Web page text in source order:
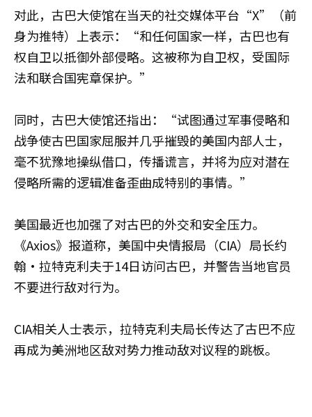
对此，古巴大使馆在当天的社交媒体平台“X”（前
身为推特）上表示：“和任何国家一样，古巴也有
权自卫以抵御外部侵略。这被称为自卫权，受国际
法和联合国宪章保护。”
同时，古巴大使馆还指出：“试图通过军事侵略和
战争使古巴国家屈服并几乎摧毁的美国内部人士，
毫不犹豫地操纵借口，传播谎言，并将为应对潜在
侵略所需的逻辑准备歪曲成特别的事情。”
美国最近也加强了对古巴的外交和安全压力。
《Axios》报道称，美国中央情报局（CIA）局长约
翰·拉特克利夫于14日访问古巴，并警告当地官员
不要进行敌对行为。
CIA相关人士表示，拉特克利夫局长传达了古巴不应
再成为美洲地区敌对势力推动敌对议程的跳板。